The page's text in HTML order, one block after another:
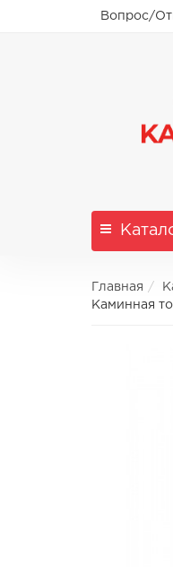
Вопрос/
Главная
Каминная